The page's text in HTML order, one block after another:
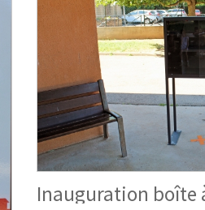
Inauguration boîte